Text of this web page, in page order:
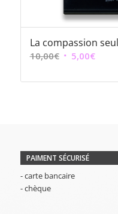
La compassion
10,00€ Le
initial
5,00€Le
PAIMENT SÉCURISÉ
- carte bancaire
- chèque